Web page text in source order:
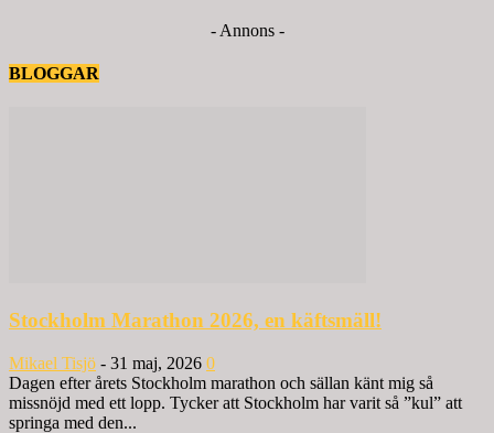
- Annons -
BLOGGAR
Stockholm Marathon 2026, en käftsmäll!
Mikael Tisjö - 31 maj, 2026 0
Dagen efter årets Stockholm marathon och sällan känt mig så
missnöjd med ett lopp. Tycker att Stockholm har varit så ”kul” att
springa med den...